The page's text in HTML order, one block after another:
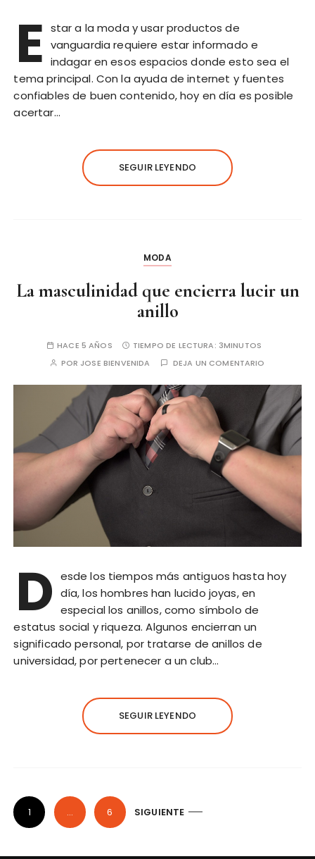
E star a la moda y usar productos de
vanguardia requiere estar informado e
indagar en esos espacios donde esto sea el
tema principal. Con la ayuda de internet y fuentes
confiables de buen contenido, hoy en día es posible
acertar…
SEGUIR LEYENDO
MODA
La masculinidad que encierra lucir un
anillo
HACE 5 AÑOS TIEMPO DE LECTURA: 3MINUTOS
POR JOSE BIENVENIDA DEJA UN COMENTARIO
D esde los tiempos más antiguos hasta hoy
día, los hombres han lucido joyas, en
especial los anillos, como símbolo de
estatus social y riqueza. Algunos encierran un
significado personal, por tratarse de anillos de
universidad, por pertenecer a un club…
SEGUIR LEYENDO
N
a
1 … 6 SIGUIENTE